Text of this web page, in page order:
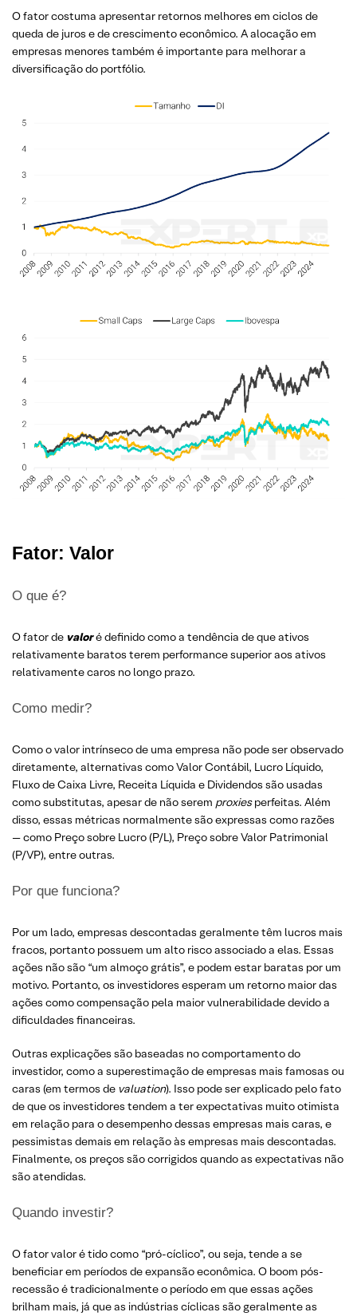
O fator costuma apresentar retornos melhores em ciclos de
queda de juros e de crescimento econômico. A alocação em
empresas menores também é importante para melhorar a
diversificação do portfólio.
Fator: Valor
O que é?
O fator de valoré definido como a tendência de que ativos
relativamente baratos terem performance superior aos ativos
relativamente caros no longo prazo.
Como medir?
Como o valor intrínseco de uma empresa não pode ser observado
diretamente, alternativas como Valor Contábil, Lucro Líquido,
Fluxo de Caixa Livre, Receita Líquida e Dividendos são usadas
como substitutas, apesar de não serem proxiesperfeitas. Além
disso, essas métricas normalmente são expressas como razões
— como Preço sobre Lucro (P/L), Preço sobre Valor Patrimonial
(P/VP), entre outras.
Por que funciona?
Por um lado, empresas descontadas geralmente têm lucros mais
fracos, portanto possuem um alto risco associado a elas. Essas
ações não são “um almoço grátis”, e podem estar baratas por um
motivo. Portanto, os investidores esperam um retorno maior das
ações como compensação pela maior vulnerabilidade devido a
dificuldades financeiras.
Outras explicações são baseadas no comportamento do
investidor, como a superestimação de empresas mais famosas ou
caras (em termos de valuation). Isso pode ser explicado pelo fato
de que os investidores tendem a ter expectativas muito otimista
em relação para o desempenho dessas empresas mais caras, e
pessimistas demais em relação às empresas mais descontadas.
Finalmente, os preços são corrigidos quando as expectativas não
são atendidas.
Quando investir?
O fator valor é tido como “pró-cíclico”, ou seja, tende a se
beneficiar em períodos de expansão econômica. O boom pós-
recessão é tradicionalmente o período em que essas ações
brilham mais, já que as indústrias cíclicas são geralmente as